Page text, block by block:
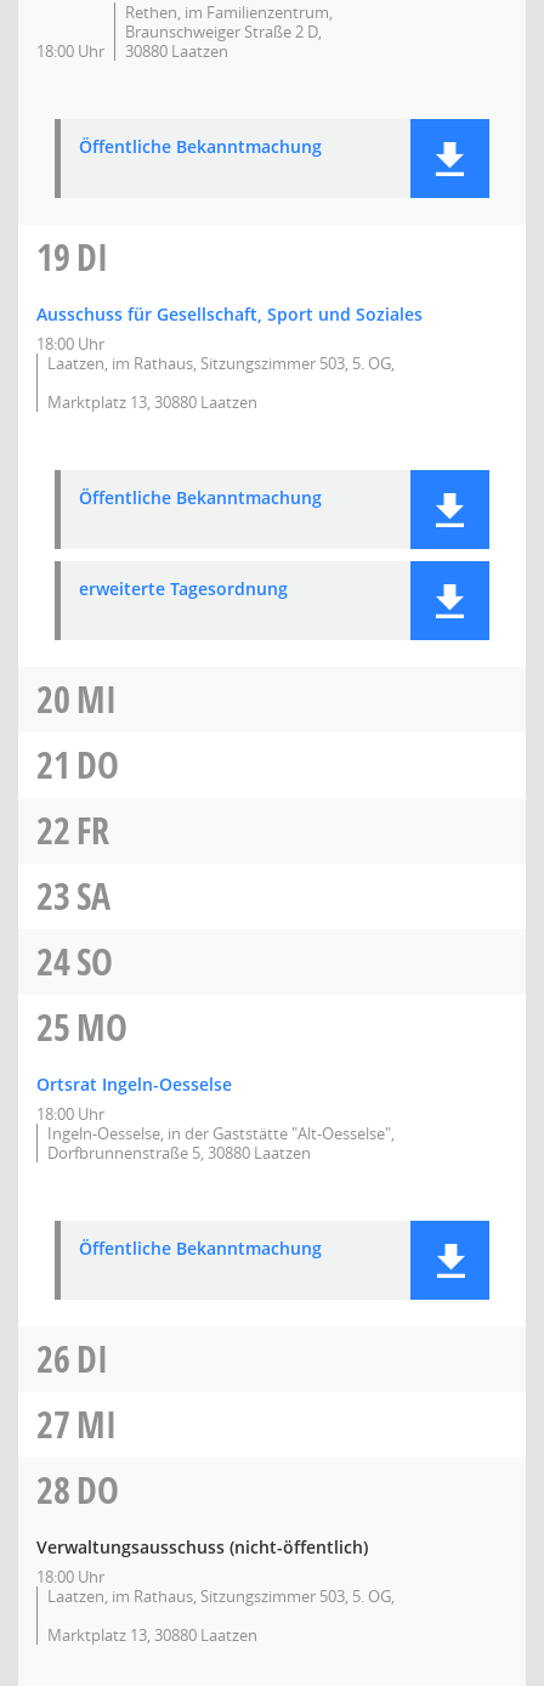
18:00 Uhr
Rethen, im Familienzentrum,
Braunschweiger Straße 2 D,
30880 Laatzen
Öffentliche Bekanntmachung
19DI
Ausschuss für Gesellschaft, Sport und Soziales
18:00 Uhr
Laatzen, im Rathaus, Sitzungszimmer 503, 5. OG,
Marktplatz 13, 30880 Laatzen
Öffentliche Bekanntmachung
erweiterte Tagesordnung
20MI
21 DO
22FR
23SA
24SO
25MO
Ortsrat Ingeln-Oesselse
18:00 Uhr
Ingeln-Oesselse, in der Gaststätte "Alt-Oesselse",
Dorfbrunnenstraße 5, 30880 Laatzen
Öffentliche Bekanntmachung
26DI
27MI
28DO
Verwaltungsausschuss (nicht-öffentlich)
18:00 Uhr
Laatzen, im Rathaus, Sitzungszimmer 503, 5. OG,
Marktplatz 13, 30880 Laatzen